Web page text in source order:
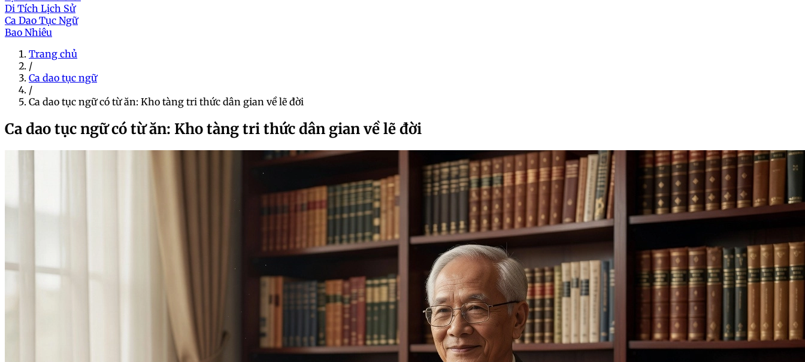
Di Tích Lịch Sử
Ca Dao Tục Ngữ
Bao Nhiêu
Trang chủ
/
Ca dao tục ngữ
/
Ca dao tục ngữ có từ ăn: Kho tàng tri thức dân gian về lẽ đời
Ca dao tục ngữ có từ ăn: Kho tàng tri thức dân gian về lẽ đời